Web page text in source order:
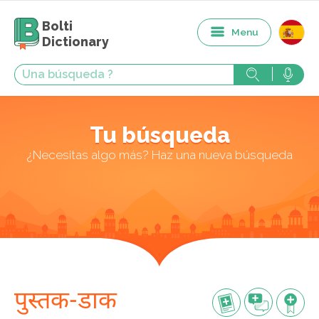
Bolti
Dictionary
Menu
Tu búsqueda
¿Necesitas algo más? Haz una nueva búsqueda
पुस्तक-डाक